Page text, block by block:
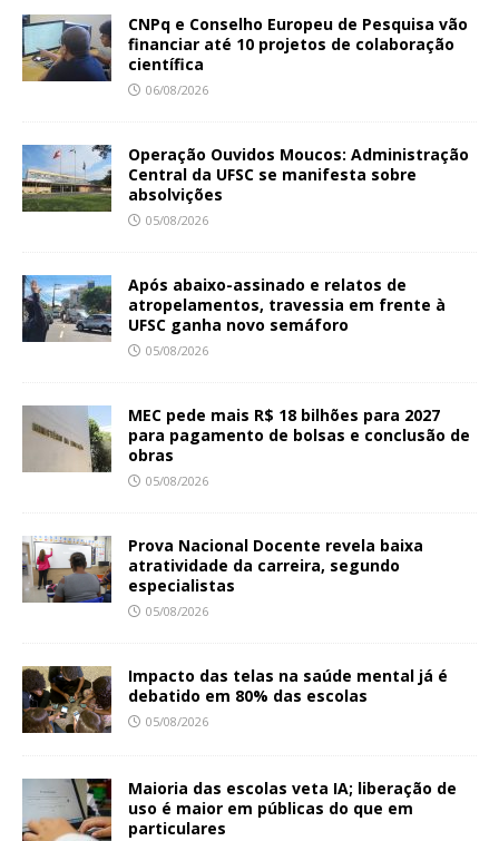
CNPq e Conselho Europeu de Pesquisa vão
financiar até 10 projetos de colaboração
científica
06/08/2026
Operação Ouvidos Moucos: Administração
Central da UFSC se manifesta sobre
absolvições
05/08/2026
Após abaixo-assinado e relatos de
atropelamentos, travessia em frente à
UFSC ganha novo semáforo
05/08/2026
MEC pede mais R$ 18 bilhões para 2027
para pagamento de bolsas e conclusão de
obras
05/08/2026
Prova Nacional Docente revela baixa
atratividade da carreira, segundo
especialistas
05/08/2026
Impacto das telas na saúde mental já é
debatido em 80% das escolas
05/08/2026
Maioria das escolas veta IA; liberação de
uso é maior em públicas do que em
particulares